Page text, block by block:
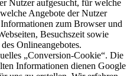
Nutzer aufgesucht, für welche
Angebote der Nutzer
zum Browser und
Besuchszeit sowie
Onlineangebotes.
„Conversion-Cookie“. Die
Informationen dienen Google